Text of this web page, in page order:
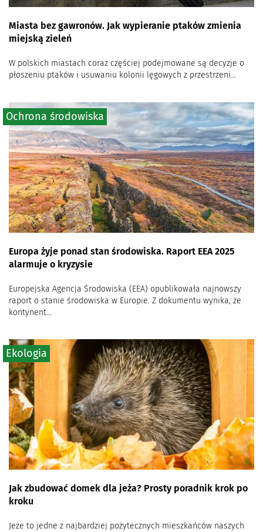
Miasta bez gawronów. Jak wypieranie ptaków zmienia
miejską zieleń
W polskich miastach coraz częściej podejmowane są decyzje o
płoszeniu ptaków i usuwaniu kolonii lęgowych z przestrzeni...
Europa żyje ponad stan środowiska. Raport EEA 2025
alarmuje o kryzysie
Europejska Agencja Środowiska (EEA) opublikowała najnowszy
raport o stanie środowiska w Europie. Z dokumentu wynika, że
kontynent...
Ochrona środowiska
Jak zbudować domek dla jeża? Prosty poradnik krok po
kroku
Jeże to jedne z najbardziej pożytecznych mieszkańców naszych
Ekologia